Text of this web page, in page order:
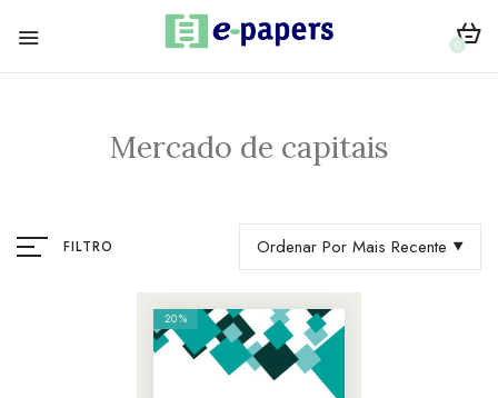
0
Mercado de capitais
FILTRO Ordenar Por Mais Recente
20%